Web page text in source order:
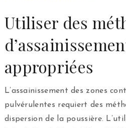
Utiliser des
appropriées
L’assainissement des zones
pulvérulentes requiert des
dispersion de la poussière.